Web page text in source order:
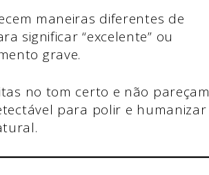
maneiras diferentes de
significar “excelente” ou
grave.
no tom certo e não pareçam
para polir e humanizar